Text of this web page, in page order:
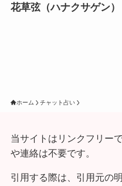
花草弦（ハナクサゲン）
ホーム チャット占い
当サイトはリンクフリー
や連絡は不要です。
引用する際は、引用元の